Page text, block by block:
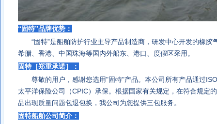
“固特”品牌优势：
“固特”是船舶防护行业主导产品制造商，研发中心开发的橡胶
希腊、香港、中国珠海等国内外船东、港口、度假区采用。
固特［郑重承诺］：
尊敬的用户，感谢您选用"固特"产品。本公司所有产品通过
太平洋保险公司（CPIC）承保。根据国家有关规定，在符合规定
品出现质量问题包退包换，我公司为您提供三包服务。
固特船舶公司简介：